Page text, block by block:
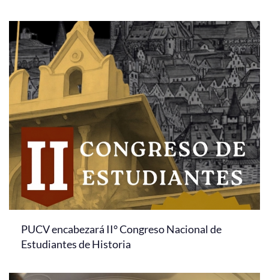
PUCV encabezará II° Congreso Nacional de
Estudiantes de Historia